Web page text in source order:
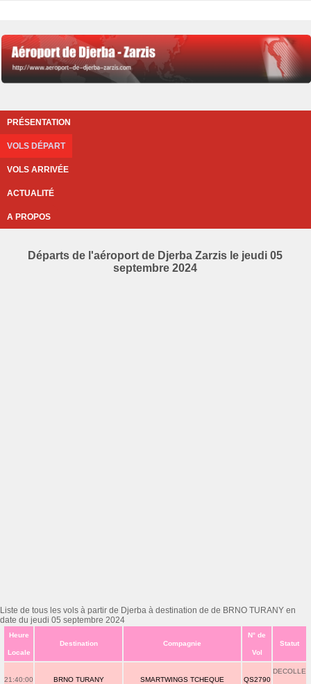
PRÉSENTATION
VOLS DÉPART
VOLS ARRIVÉE
ACTUALITÉ
A PROPOS
Départs de l'aéroport de Djerba Zarzis le jeudi 05
septembre 2024
Liste de tous les vols à partir de Djerba à destination de de BRNO TURANY en
date du jeudi 05 septembre 2024
Heure
Locale
Destination Compagnie
N° de
Vol
Statut
21:40:00 BRNO TURANY SMARTWINGS TCHEQUE QS2790
DECOLLE